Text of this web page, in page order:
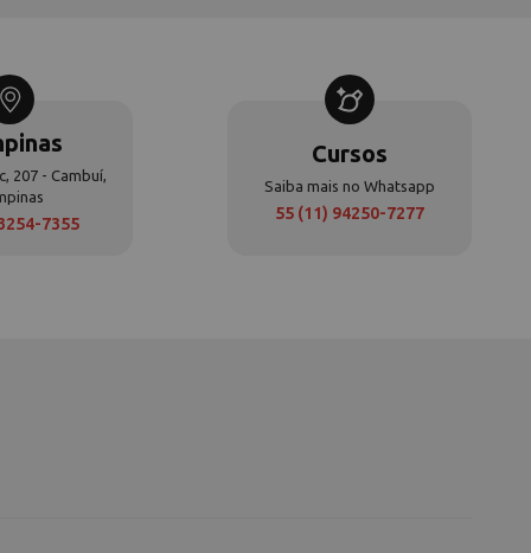
207 - Cambuí,
7355
Cursos
Saiba mais no Whatsapp
55 (11) 94250-7277